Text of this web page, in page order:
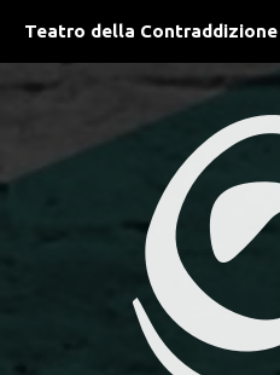
Teatro della Contraddizione